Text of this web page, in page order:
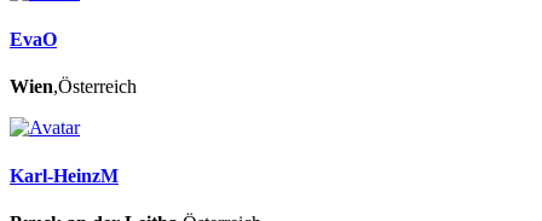
EvaO
Wien,Österreich
Karl-HeinzM